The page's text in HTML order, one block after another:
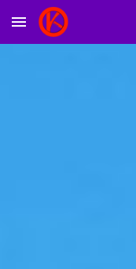
Skip to main content